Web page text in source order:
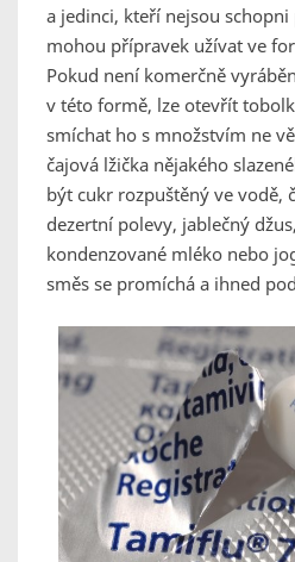
a jedinci, kteří nejsou
mohou přípravek užívat ve
Pokud není komerčně
v této formě, lze otevřít
smíchat ho s množstvím ne
čajová lžička nějakého
být cukr rozpuštěný ve vodě,
dezertní polevy, jablečný
kondenzované mléko nebo
směs se promíchá a ihned